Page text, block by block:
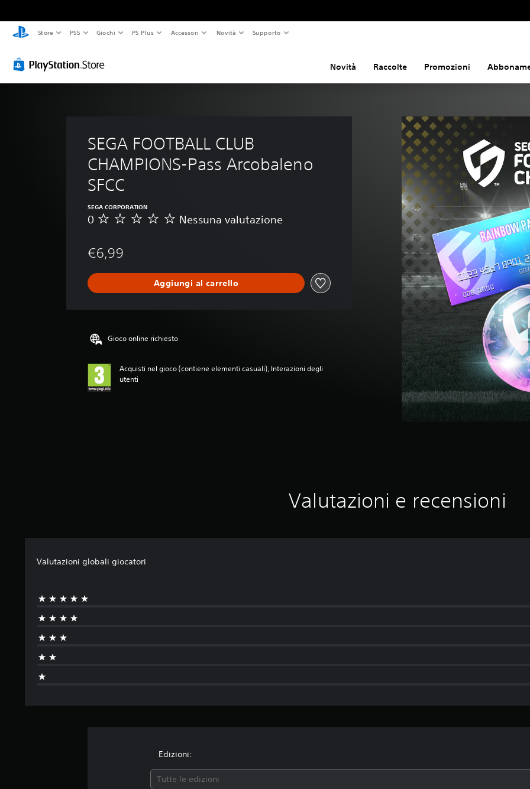
Store PS5 Giochi PS Plus Accessori Novità Supporto
Novità Raccolte Promozioni
SEGA FOOTBALL CLUB
CHAMPIONS-Pass Arcobaleno
SFCC
SEGA CORPORATION
N
s
n
a
a
u
t
z
o
0 Nessuna valutazione
€6,99
Aggiungi al carrello
Gioco online richiesto
Acquisti nel gioco (contiene elementi casuali), Interazioni degli
utenti
Valutazioni e recensioni
Valutazioni globali giocatori
Edizioni:
Tutte le edizioni